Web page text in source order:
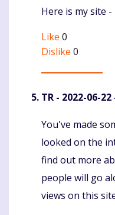
Here is my site -
Like 0
Dislike 0
TR - 2022-06-22
Komentaras
You've made
looked on the
find out more
people will go
views on this